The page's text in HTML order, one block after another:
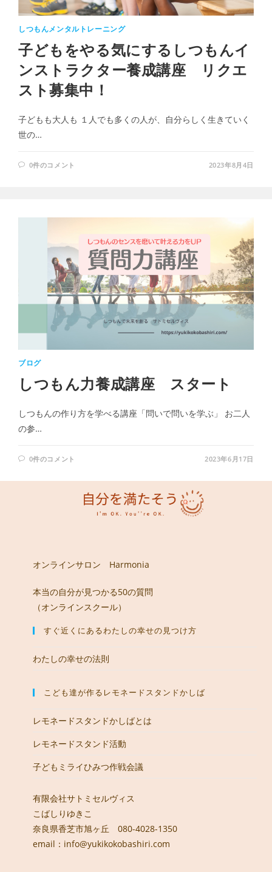
しつもんメンタルトレーニング
子どもをやる気にするしつもんイ
ンストラクター養成講座 リクエ
スト募集中！
子どもも大人も １人でも多くの人が、自分らしく生きていく
世の…
0件のコメント 2023年8月4日
ブログ
しつもん力養成講座 スタート
しつもんの作り方を学べる講座「問いで問いを学ぶ」 お二人
の参…
0件のコメント 2023年6月17日
オンラインサロン Harmonia
本当の自分が見つかる50の質問
（オンラインスクール）
すぐ近くにあるわたしの幸せの見つけ方
わたしの幸せの法則
こども達が作るレモネードスタンドかしば
レモネードスタンドかしばとは
レモネードスタンド活動
子どもミライひみつ作戦会議
有限会社サトミセルヴィス
こばしりゆきこ
奈良県香芝市旭ヶ丘 080-4028-1350
email：info@yukikokobashiri.com